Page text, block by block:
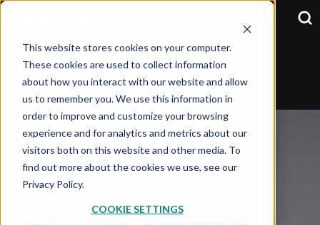
This website stores cookies on your computer.
These cookies are used to collect information
about how you interact with our website and allow
us to remember you. We use this information in
order to improve and customize your browsing
experience and for analytics and metrics about our
visitors both on this website and other media. To
find out more about the cookies we use, see our
Privacy Policy.
COOKIE SETTINGS
SELECCIONA TU PAIS:OPCIÓN